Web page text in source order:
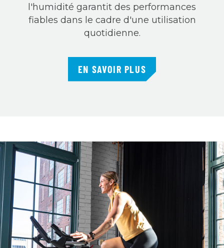
l'humidité garantit des performances
fiables dans le cadre d'une utilisation
quotidienne.
EN SAVOIR PLUS